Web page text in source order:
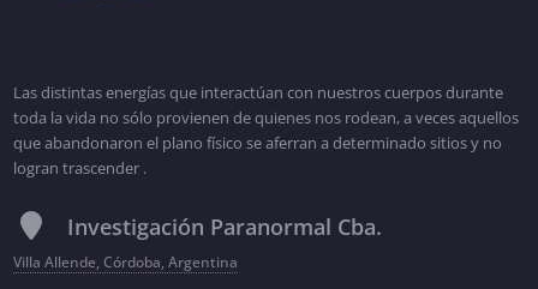
Las distintas energías que interactúan con nuestros cuerpos durante
toda la vida no sólo provienen de quienes nos rodean, a veces aquellos
que abandonaron el plano físico se aferran a determinado sitios y no
logran trascender .
Investigación Paranormal Cba.
Villa Allende, Córdoba, Argentina